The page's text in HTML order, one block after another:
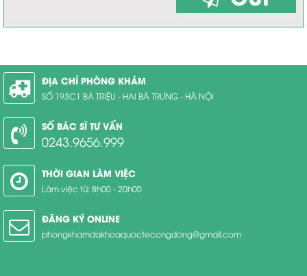
ĐỊA CHỈ PHÒNG KHÁM
SỐ 193C1 BÀ TRIỆU - HAI BÀ TRƯNG - HÀ NỘI
SỐ BÁC SĨ TƯ VẤN
0243.9656.999
THỜI GIAN LÀM VIỆC
Làm việc từ: 8h00 - 20h00
ĐĂNG KÝ ONLINE
phongkhamdakhoaquoctecongdong@gmail.com